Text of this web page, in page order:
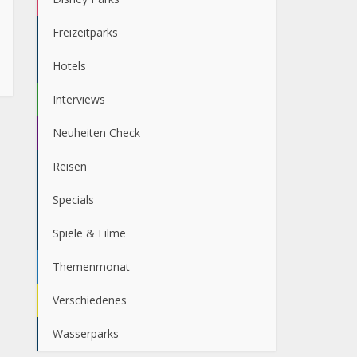
Freizeitparks
Hotels
Interviews
Neuheiten Check
Reisen
Specials
Spiele & Filme
Themenmonat
Verschiedenes
Wasserparks